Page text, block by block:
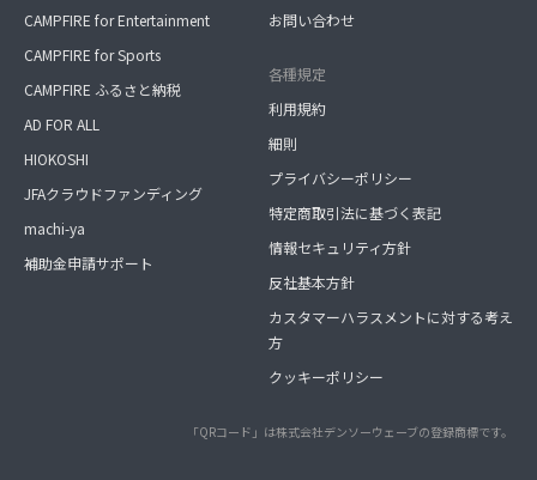
CAMPFIRE for Entertainment
CAMPFIRE for Sports
CAMPFIRE ふるさと納税
AD FOR ALL
HIOKOSHI
JFAクラウドファンディング
machi-ya
補助金申請サポート
お問い合わせ
各種規定
利用規約
細則
プライバシーポリシー
特定商取引法に基づく表記
情報セキュリティ方針
反社基本方針
カスタマーハラスメントに対する考え
方
クッキーポリシー
「QRコード」は株式会社デンソーウェーブの登録商標です。